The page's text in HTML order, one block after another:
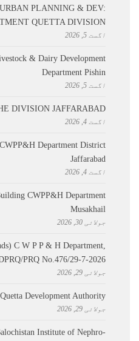
PLANNING & DEV:
QUETTA DIVISION
اگست 5, 2026
& Dairy Development
Department Pishin
اگست 5, 2026
DIVISION JAFFARABAD
اگست 4, 2026
Department District
Jaffarabad
اگست 4, 2026
CWPP&H Department
Musakhail
جولائی 30, 2026
C W P P & H Department,
PRQ No.476/29-7-2026
جولائی 29, 2026
Development Authority
جولائی 29, 2026
Institute of Nephro-